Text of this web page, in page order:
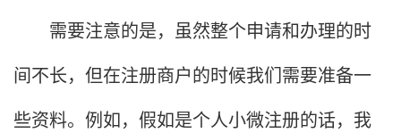
需要注意的是，虽然整个申请和办理的时
间不长，但在注册商户的时候我们需要准备一
些资料。例如，假如是个人小微注册的话，我